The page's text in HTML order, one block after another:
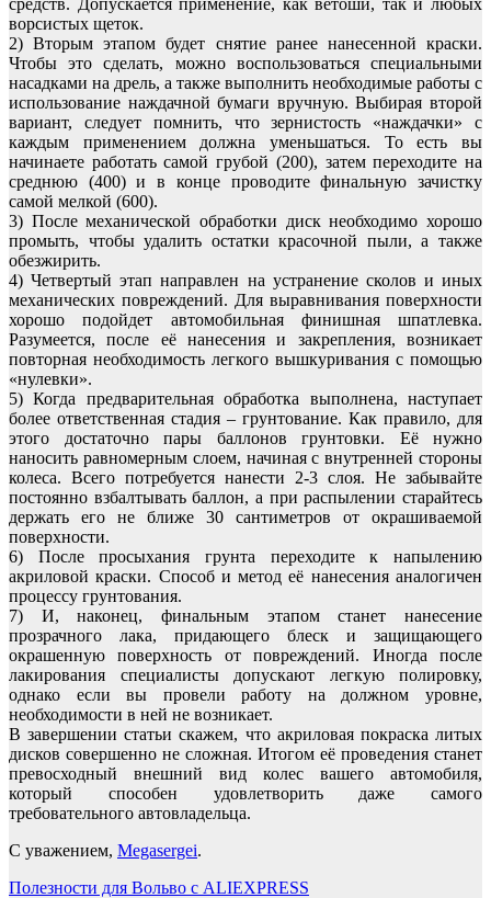
средств. Допускается применение, как ветоши, так и любых
ворсистых щеток.
2) Вторым этапом будет снятие ранее нанесенной краски.
Чтобы это сделать, можно воспользоваться специальными
насадками на дрель, а также выполнить необходимые работы с
использование наждачной бумаги вручную. Выбирая второй
вариант, следует помнить, что зернистость «наждачки» с
каждым применением должна уменьшаться. То есть вы
начинаете работать самой грубой (200), затем переходите на
среднюю (400) и в конце проводите финальную зачистку
самой мелкой (600).
3) После механической обработки диск необходимо хорошо
промыть, чтобы удалить остатки красочной пыли, а также
обезжирить.
4) Четвертый этап направлен на устранение сколов и иных
механических повреждений. Для выравнивания поверхности
хорошо подойдет автомобильная финишная шпатлевка.
Разумеется, после её нанесения и закрепления, возникает
повторная необходимость легкого вышкуривания с помощью
«нулевки».
5) Когда предварительная обработка выполнена, наступает
более ответственная стадия – грунтование. Как правило, для
этого достаточно пары баллонов грунтовки. Её нужно
наносить равномерным слоем, начиная с внутренней стороны
колеса. Всего потребуется нанести 2-3 слоя. Не забывайте
постоянно взбалтывать баллон, а при распылении старайтесь
держать его не ближе 30 сантиметров от окрашиваемой
поверхности.
6) После просыхания грунта переходите к напылению
акриловой краски. Способ и метод её нанесения аналогичен
процессу грунтования.
7) И, наконец, финальным этапом станет нанесение
прозрачного лака, придающего блеск и защищающего
окрашенную поверхность от повреждений. Иногда после
лакирования специалисты допускают легкую полировку,
однако если вы провели работу на должном уровне,
необходимости в ней не возникает.
В завершении статьи скажем, что акриловая покраска литых
дисков совершенно не сложная. Итогом её проведения станет
превосходный внешний вид колес вашего автомобиля,
который способен удовлетворить даже самого
требовательного автовладельца.
С уважением, Megasergei.
Навигация
Полезности для Вольво с ALIEXPRESS